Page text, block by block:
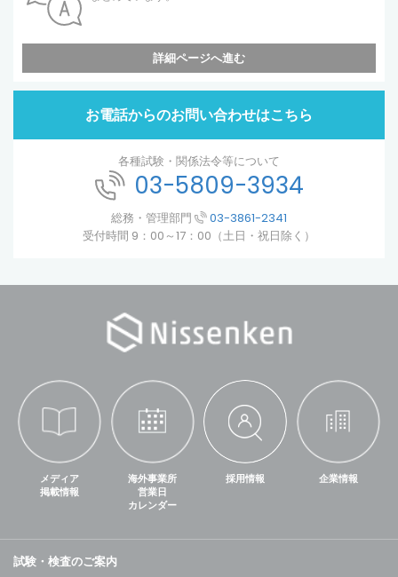
詳細ページへ進む
お電話からのお問い合わせはこちら
各種試験・関係法令等について
03-5809-3934
総務・管理部門
03-3861-2341
受付時間 9：00～17：00（土日・祝日除く）
メディア
掲載情報
海外事業所
営業日
カレンダー
採用情報 企業情報
試験・検査のご案内